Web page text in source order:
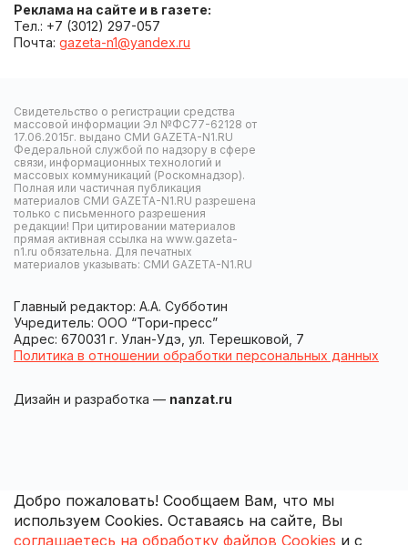
Реклама на сайте и в газете:
Тел.: +7 (3012) 297-057
Почта: gazeta-n1@yandex.ru
Свидетельство о регистрации средства
массовой информации Эл №ФС77-62128 от
17.06.2015г. выдано СМИ GAZETA-N1.RU
Федеральной службой по надзору в сфере
связи, информационных технологий и
массовых коммуникаций (Роскомнадзор).
Полная или частичная публикация
материалов СМИ GAZETA-N1.RU разрешена
только с письменного разрешения
редакции! При цитировании материалов
прямая активная ссылка на www.gazeta-
n1.ru обязательна. Для печатных
материалов указывать: СМИ GAZETA-N1.RU
Главный редактор: А.А. Субботин
Учредитель: ООО “Тори-пресс”
Адрес: 670031 г. Улан-Удэ, ул. Терешковой, 7
Политика в отношении обработки персональных данных
Дизайн и разработка — nanzat.ru
Добро пожаловать! Сообщаем Вам, что мы
используем Cookies. Оставаясь на сайте, Вы
соглашаетесь на обработку файлов Cookies и с